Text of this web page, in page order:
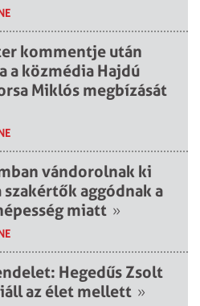
kommentje után
a közmédia Hajdú
Miklós megbízását
vándorolnak ki
aggódnak a
miatt »
Hegedűs Zsolt
az élet mellett »